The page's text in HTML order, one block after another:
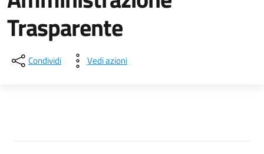
Trasparente
Condividi Vedi azioni